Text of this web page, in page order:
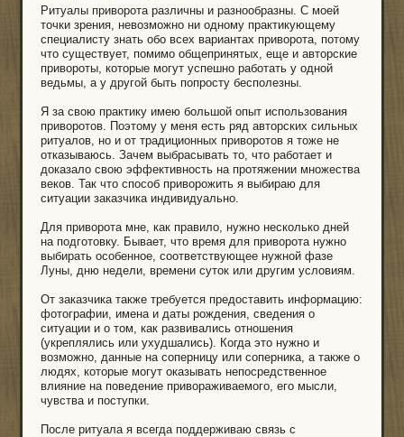
Ритуалы приворота различны и разнообразны. С моей
точки зрения, невозможно ни одному практикующему
специалисту знать обо всех вариантах приворота, потому
что существует, помимо общепринятых, еще и авторские
привороты, которые могут успешно работать у одной
ведьмы, а у другой быть попросту бесполезны.
Я за свою практику имею большой опыт использования
приворотов. Поэтому у меня есть ряд авторских сильных
ритуалов, но и от традиционных приворотов я тоже не
отказываюсь. Зачем выбрасывать то, что работает и
доказало свою эффективность на протяжении множества
веков. Так что способ приворожить я выбираю для
ситуации заказчика индивидуально.
Для приворота мне, как правило, нужно несколько дней
на подготовку. Бывает, что время для приворота нужно
выбирать особенное, соответствующее нужной фазе
Луны, дню недели, времени суток или другим условиям.
От заказчика также требуется предоставить информацию:
фотографии, имена и даты рождения, сведения о
ситуации и о том, как развивались отношения
(укреплялись или ухудшались). Когда это нужно и
возможно, данные на соперницу или соперника, а также о
людях, которые могут оказывать непосредственное
влияние на поведение привораживаемого, его мысли,
чувства и поступки.
После ритуала я всегда поддерживаю связь с